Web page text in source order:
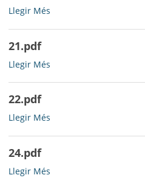
19.pdf
Llegir Més
21.pdf
21.pdf
Llegir Més
22.pdf
22.pdf
Llegir Més
24.pdf
24.pdf
Llegir Més